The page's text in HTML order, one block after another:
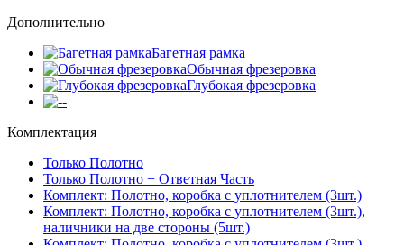
Дополнительно
Багетная рамка
Обычная фрезеровка
Глубокая фрезеровка
-
Комплектация
Только Полотно
Только Полотно + Ответная Часть
Комплект: Полотно, коробка с уплотнителем (3шт.)
Комплект: Полотно, коробка с уплотнителем (3шт.),
наличники на две стороны (5шт.)